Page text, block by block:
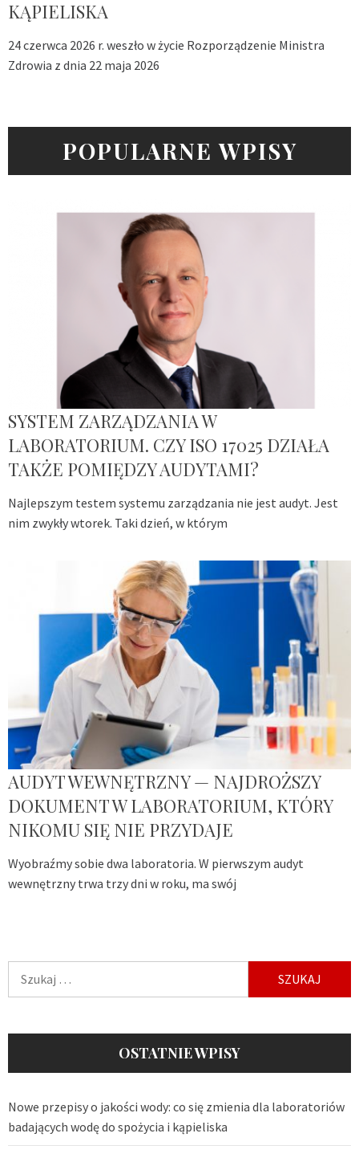
KĄPIELISKA
24 czerwca 2026 r. weszło w życie Rozporządzenie Ministra
Zdrowia z dnia 22 maja 2026
POPULARNE WPISY
SYSTEM ZARZĄDZANIA W
LABORATORIUM. CZY ISO 17025 DZIAŁA
TAKŻE POMIĘDZY AUDYTAMI?
Najlepszym testem systemu zarządzania nie jest audyt. Jest
nim zwykły wtorek. Taki dzień, w którym
AUDYT WEWNĘTRZNY — NAJDROŻSZY
DOKUMENT W LABORATORIUM, KTÓRY
NIKOMU SIĘ NIE PRZYDAJE
Wyobraźmy sobie dwa laboratoria. W pierwszym audyt
wewnętrzny trwa trzy dni w roku, ma swój
OSTATNIE WPISY
Nowe przepisy o jakości wody: co się zmienia dla laboratoriów
badających wodę do spożycia i kąpieliska